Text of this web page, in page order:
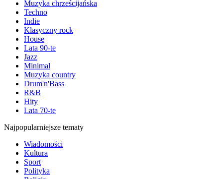
Muzyka chrześcijańska
Techno
Indie
Klasyczny rock
House
Lata 90-te
Jazz
Minimal
Muzyka country
Drum'n'Bass
R&B
Hity
Lata 70-te
Najpopularniejsze tematy
Wiadomości
Kultura
Sport
Polityka